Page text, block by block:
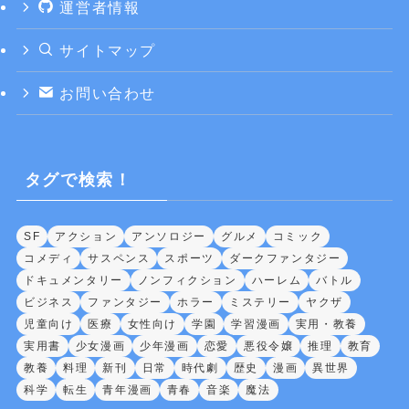
運営者情報
サイトマップ
お問い合わせ
タグで検索！
SF アクション アンソロジー グルメ
コミック
コメディ
サスペンス スポーツ
ダークファンタジー
ドキュメンタリー
ノンフィクション ハーレム
バトル
ビジネス
ファンタジー ホラー ミステリー
ヤクザ
児童向け
医療 女性向け 学園 学習漫画
実用・教養
実用書
少女漫画 少年漫画 恋愛 悪役令嬢 推理
教育
教養
料理 新刊 日常 時代劇 歴史 漫画
異世界
科学
転生 青年漫画 青春 音楽 魔法